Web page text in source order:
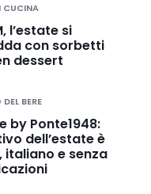
CUCINA
l’estate si
con sorbetti
dessert
BERE
by Ponte1948:
dell’estate è
italiano e senza